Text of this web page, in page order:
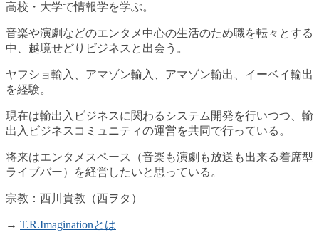
高校・大学で情報学を学ぶ。
音楽や演劇などのエンタメ中心の生活のため職を転々とする
中、越境せどりビジネスと出会う。
ヤフショ輸入、アマゾン輸入、アマゾン輸出、イーベイ輸出
を経験。
現在は輸出入ビジネスに関わるシステム開発を行いつつ、輸
出入ビジネスコミュニティの運営を共同で行っている。
将来はエンタメスペース（音楽も演劇も放送も出来る着席型
ライブバー）を経営したいと思っている。
宗教：西川貴教（西ヲタ）
→ T.R.Imaginationとは